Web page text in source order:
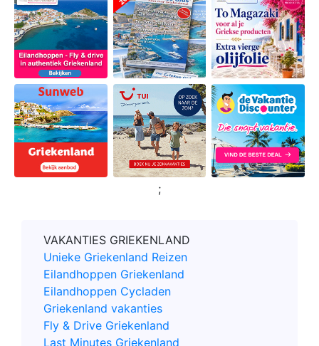
;
VAKANTIES GRIEKENLAND
Unieke Griekenland Reizen
Eilandhoppen Griekenland
Eilandhoppen Cycladen
Griekenland vakanties
Fly & Drive Griekenland
Last Minutes Griekenland